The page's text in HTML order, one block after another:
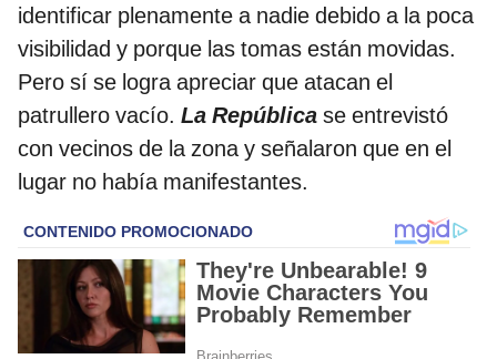
identificar plenamente a nadie debido a la poca
visibilidad y porque las tomas están movidas.
Pero sí se logra apreciar que atacan el
patrullero vacío. La República se entrevistó
con vecinos de la zona y señalaron que en el
lugar no había manifestantes.